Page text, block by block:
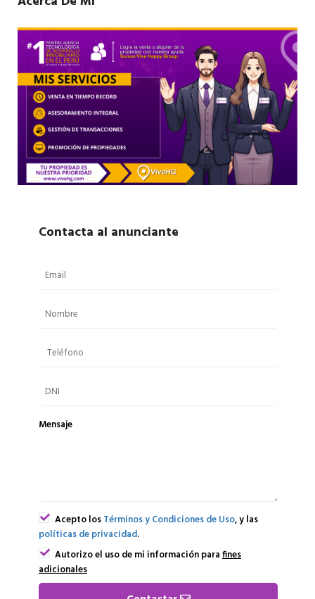
Contacta al anunciante
Mensaje
Acepto losTérminos y Condiciones de Uso, y las
políticas de privacidad.
Autorizo el uso de mi información parafines
adicionales